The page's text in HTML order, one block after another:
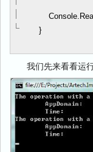
}
我们先来看看运行